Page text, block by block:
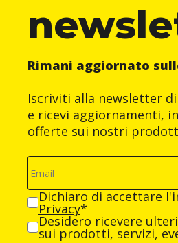
Rimani aggiornato
Iscriviti alla newsletter
e ricevi aggiornamenti,
offerte sui nostri
Dichiaro di accettare
Privacy*
Desidero ricevere
sui prodotti, servizi,